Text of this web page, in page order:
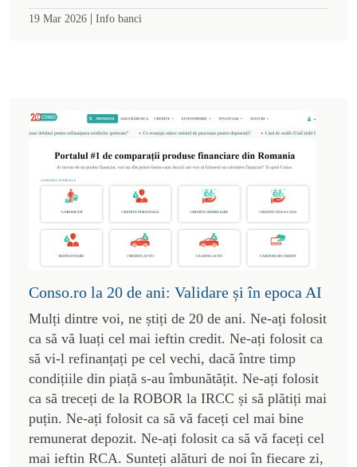
19 Mar 2026 | Info banci
Conso.ro la 20 de ani: Validare și în epoca AI
Mulți dintre voi, ne știți de 20 de ani. Ne-ați folosit
ca să vă luați cel mai ieftin credit. Ne-ați folosit ca
să vi-l refinanțați pe cel vechi, dacă între timp
condițiile din piață s-au îmbunătățit. Ne-ați folosit
ca să treceți de la ROBOR la IRCC și să plătiți mai
puțin. Ne-ați folosit ca să vă faceți cel mai bine
remunerat depozit. Ne-ați folosit ca să vă faceți cel
mai ieftin RCA. Sunteți alături de noi în fiecare zi,